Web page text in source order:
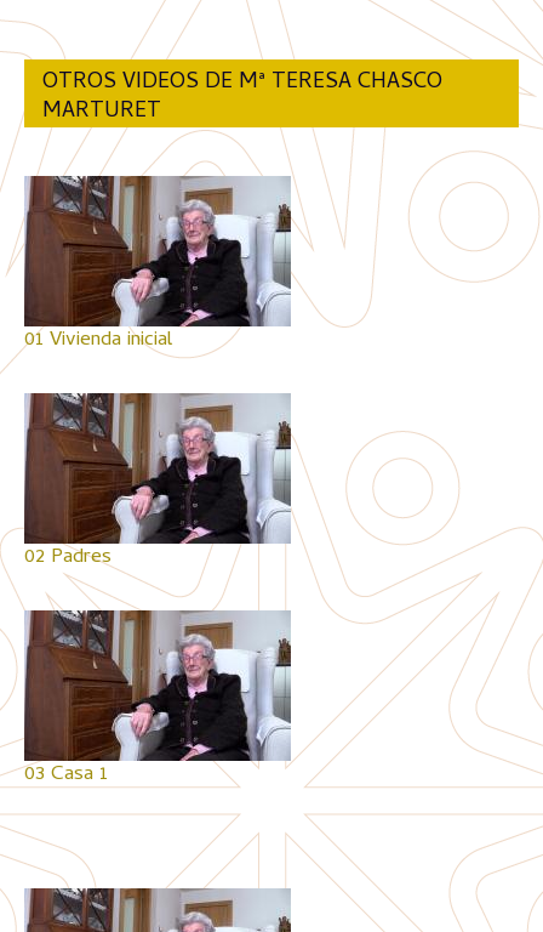
OTROS VIDEOS DE Mª TERESA CHASCO
MARTURET
01 Vivienda inicial
02 Padres
03 Casa 1